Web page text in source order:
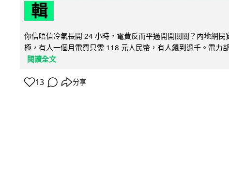
輯
你信唔信冷氣長開 24 小時，電費反而平過開開關關？內地網民
極，有人一個月電費只需 118 元人民幣，有人飆到過千。電力
閱讀全文
13 分享